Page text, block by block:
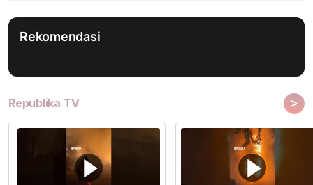
Rekomendasi
Republika TV >